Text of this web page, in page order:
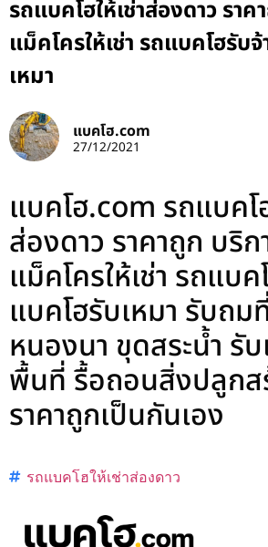
รถแบคโฮให้เช่าส่องดาว ราค
แม็คโครให้เช่า รถแบคโฮรับ
เหมา
แบคโฮ.com
27/12/2021
แบคโฮ.com รถแบคโ
ส่องดาว ราคาถูก บริก
แม็คโครให้เช่า รถแบค
แบคโฮรับเหมา รับถม
หนองนา ขุดสระน้ำ รั
พื้นที่ รื้อถอนสิ่งปลูกส
ราคาถูกเป็นกันเอง
รถแบคโฮให้เช่าส่องดาว